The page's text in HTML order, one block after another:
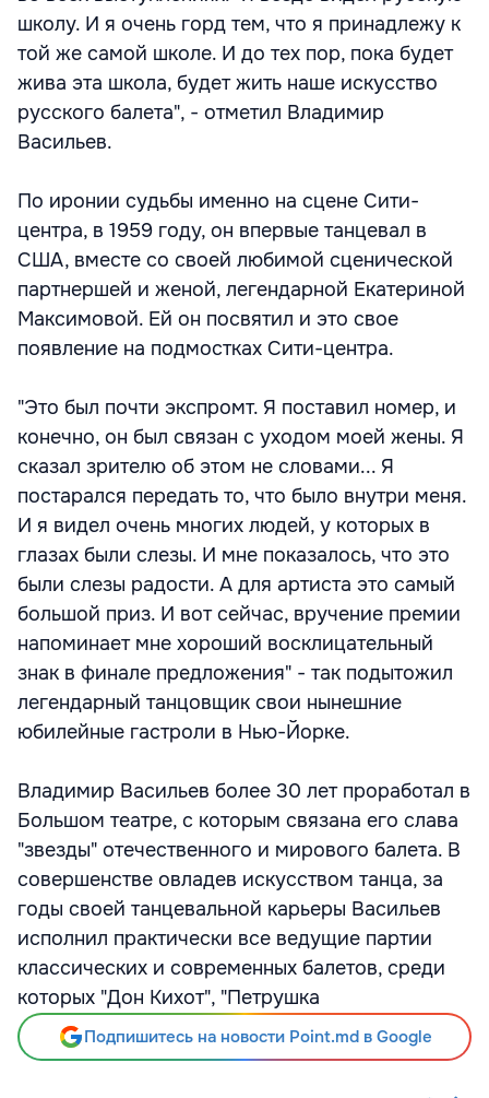
школу. И я очень горд тем, что я принадлежу к
той же самой школе. И до тех пор, пока будет
жива эта школа, будет жить наше искусство
русского балета", - отметил Владимир
Васильев.
По иронии судьбы именно на сцене Сити-
центра, в 1959 году, он впервые танцевал в
США, вместе со своей любимой сценической
партнершей и женой, легендарной Екатериной
Максимовой. Ей он посвятил и это свое
появление на подмостках Сити-центра.
"Это был почти экспромт. Я поставил номер, и
конечно, он был связан с уходом моей жены. Я
сказал зрителю об этом не словами... Я
постарался передать то, что было внутри меня.
И я видел очень многих людей, у которых в
глазах были слезы. И мне показалось, что это
были слезы радости. А для артиста это самый
большой приз. И вот сейчас, вручение премии
напоминает мне хороший восклицательный
знак в финале предложения" - так подытожил
легендарный танцовщик свои нынешние
юбилейные гастроли в Нью-Йорке.
Владимир Васильев более 30 лет проработал в
Большом театре, с которым связана его слава
"звезды" отечественного и мирового балета. В
совершенстве овладев искусством танца, за
годы своей танцевальной карьеры Васильев
исполнил практически все ведущие партии
классических и современных балетов, среди
которых "Дон Кихот", "Петрушка
Подпишитесь на новости Point.md в Google